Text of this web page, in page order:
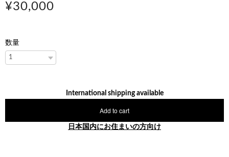
¥30,000
数量
International shipping available
Add to cart
日本国内にお住まいの方向け